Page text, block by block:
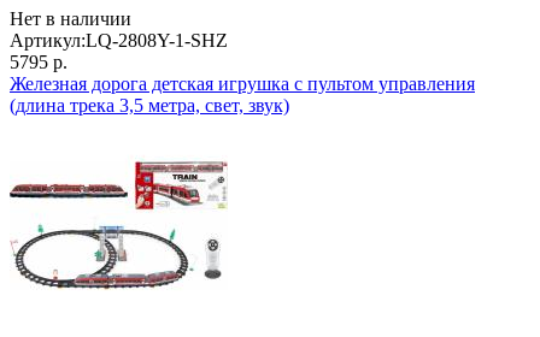
Нет в наличии
Артикул:LQ-2808Y-1-SHZ
5795 р.
Железная дорога детская игрушка с пультом управления
(длина трека 3,5 метра, свет, звук)